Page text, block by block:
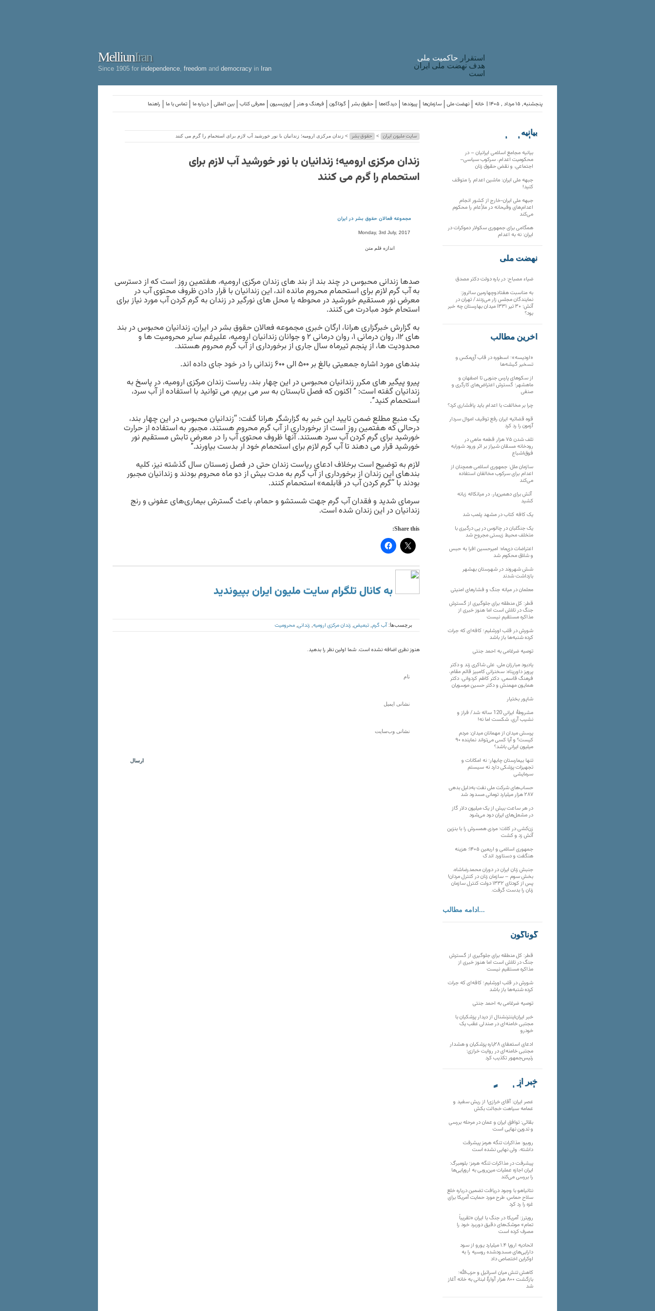
MelliunIran
Since 1905 for independence freedom and democracy in Iran
استقرار حاکميت ملی
هدف نهضت ملی ایران
است
راهنما تماس با ما درباره ما بین المللی معرفی کتاب اپوزیسیون فرهنگ و هنر گوناگون حقوق بشر دیدگاه‌ها پیوندها سازمان‌ها نهضت ملی خانه پنجشنبه, ۱۵ مرداد , ۱۴۰۵ |
سایت ملیون ایران > حقوق بشر > زندان مرکزی ارومیه؛ زندانیان با نور خورشید آب لازم برای استحمام را گرم می کنند
زندان مرکزی ارومیه؛ زندانیان با نور خورشید آب لازم برای
استحمام را گرم می کنند
مجموعه فعالان حقوق بشر در ایران
Monday, 3rd July, 2017
اندازه قلم متن
صدها زندانی محبوس در چند بند از بند های زندان مرکزی ارومیه، هفتمین روز است که از دسترسی
به آب گرم لازم برای استحمام محروم مانده اند، این زندانیان با قرار دادن ظروف محتوی آب در
معرض نور مستقیم خورشید در محوطه یا محل های نورگیر در زندان به گرم کردن آب مورد نیاز برای
استحام خود مبادرت می کنند.
به گزارش خبرگزاری هرانا، ارگان خبری مجموعه فعالان حقوق بشر در ایران، زندانیان محبوس در بند
های ۱۲، روان درمانی ۱، روان درمانی ۲ و جوانان زندانیان ارومیه، علیرغم سایر محرومیت ها و
محدودیت ها، از پنجم تیرماه سال جاری از برخورداری از آب گرم محروم هستند.
بندهای مورد اشاره جمعیتی بالغ بر ۵۰۰ الی ۶۰۰ زندانی را در خود جای داده اند.
پیرو پیگیر های مکرر زندانیان محبوس در این چهار بند، ریاست زندان مرکزی ارومیه، در پاسخ به
زندانیان گفته است: ” اکنون که فصل تابستان به سر می بریم، می توانید با استفاده از آب سرد،
استحمام کنید”.
یک منبع مطلع ضمن تایید این خبر به گزارشگر هرانا گفت: “زندانیان محبوس در این چهار بند،
درحالی که هفتمین روز است از برخورداری از آب گرم محروم هستند، مجبور به استفاده از حرارت
خورشید برای گرم کردن آب سرد هستند. آنها ظروف محتوی آب را در معرض تابش مستقیم نور
خورشید قرار می دهند تا آب گرم لازم برای استحمام خود ار بدست بیاورند.”
لازم به توضیح است برخلاف ادعای ریاست زندان حتی در فصل زمستان سال گذشته نیز، کلیه
بندهای این زندان از برخورداری از آب گرم به مدت بیش از دو ماه محروم بودند و زندانیان مجبور
بودند با “گرم کردن آب در قابلمه» استحمام کنند.
سرمای شدید و فقدان آب گرم جهت شستشو و حمام، باعث گسترش بیماری‌های عفونی و رنج
زندانیان در این زندان شده است.
Share this:
به کانال تلگرام سایت ملیون ایران بپیوندید
برچسب‌ها:آب گرم تبعیض زندان مرکزی ارومیه زندانی محرومیت
هنوز نظری اضافه نشده است. شما اولین نظر را بدهید.
بیانیه
سازمان‌های
بیانیه مجامع اسلامی ایرانیان – در
محکومیت اعدام، سرکوب سیاسی–
اجتماعی، و نقض حقوق زنان
جبهه ملی ایران: ماشین اعدام را متوقف
کنید!
جبهه ملی ایران-خارج از کشور انجام
اعدام‌های وقیحانه در ملأِعام را محکوم
می‌کند
همگامی برای جمهوری سکولار دموکرات در
ایران: نه به اعدام
نهضت ملی
ضیاء مصباح: در باره دولت دکتر مصدق
به مناسبت هفتادوچهارمین سالروز:
نمایندگان مجلس زار می‌زدند/ تهران در
آتش؛ ۳۰ تیر ۱۳۳۱ میدان بهارستان چه خبر
بود؟
آخرین مطالب
«اودیسه»؛ اسطوره در قاب آی‌مکس و
تسخیر گیشه‌ها
از سکوهای پارس جنوبی تا اصفهان و
ماهشهر؛ گسترش اعتراض‌های کارگری و
صنفی
چرا بر مخالفت با اعدام باید پافشاری کرد؟
قوه قضائیه ایران رفع توقیف اموال سردار
آزمون را رد کرد
تلف شدن ۷۵ هزار قطعه ماهی در
رودخانه مسقان شیراز بر اثر ورود شورابه
فوق‌اشباع
سازمان ملل: جمهوری اسلامی همچنان از
اعدام برای سرکوب مخالفان استفاده
می‌کند
آتش برای دهمین‌بار، در میانکاله زبانه
کشید
یک کافه کتاب در مشهد پلمب شد
یک جنگلبان در چالوس در پی درگیری با
متخلف محیط زیستی مجروح شد
اعتراضات دی‌ماه؛ امیرحسین افرا به حبس
و شلاق محکوم شد
شش شهروند در شهرستان بهشهر
بازداشت شدند
معلمان در میانه جنگ و فشارهای امنیتی
قطر: کل منطقه برای جلوگیری از گسترش
جنگ در تلاش است اما هنوز خبری از
مذاکره مستقیم نیست
شورش در قلب اورشلیم؛ کافه‌ای که جرات
کرده شنبه‌ها باز باشد
توصیه ضرغامی به احمد جنتی
یادبود مبارزان ملی، علی شاکری زند و دکتر
پرویز داورپناه: سخنرانی کامبیز قائم مقام،
فرهنگ قاسمی، دکتر کاظم کردوانی، دکتر
همایون مهمنش و دکتر حسین موسویان
شاپور بختیار
مشروطۀ ایرانی 120 ساله شد/ فراز و
نشیب آری، شکست اما نه!
پرسش میدان از مهمانان میدان: مردم
کیست؟ و آیا کسی می‌تواند نماینده ۹۰
میلیون ایرانی باشد؟
تنها بیمارستان چابهار؛ نه امکانات و
تجهیزات پزشکی دارد نه سیستم
سرمایشی
حساب‌های شرکت ملی نفت به‌دلیل بدهی
۲۸۷ هزار میلیارد تومانی مسدود شد
در هر ساعت بیش از یک میلیون دلار گاز
در مشعل‌های ایران دود می‌شود
زن‌کشی در کلات؛ مردی همسرش را با بنزین
آتش زد و کشت
جمهوری اسلامی و اربعین ۱۴۰۵؛ هزینه
هنگفت و دستاورد اندک
جنبش زنان ایران در دوران محمدرضاشاه،
بخش سوم – سازمان زنان در کنترل مردان!
پس از کودتای ۱۳۳۲ دولت کنترل سازمان
زنان را بدست گرفت.
ادامه مطالب...
گوناگون
قطر: کل منطقه برای جلوگیری از گسترش
جنگ در تلاش است اما هنوز خبری از
مذاکره مستقیم نیست
شورش در قلب اورشلیم؛ کافه‌ای که جرات
کرده شنبه‌ها باز باشد
توصیه ضرغامی به احمد جنتی
خبر ایران‌اینترنشنال از دیدار پزشکیان با
مجتبی خامنه‌ای در صندلی عقب یک
خودرو
ادعای استعفای ۲۸باره پزشکیان و هشدار
مجتبی خامنه‌ای در روایت خرازی؛
رئیس‌جمهور تکذیب کرد
خبر از
تارنماهای دیگر
عصر ایران: آقای خرازی! از ریش سفید و
عمامه سیاهت خجالت بکش
بقائی: توافق ایران و عمان در مرحله بررسی
و تدوین نهایی است
روبیو: مذاکرات تنگه هرمز پیشرفت
داشته، ولی نهایی نشده است
پیشرفت در مذاکرات تنگه هرمز؛ بلومبرگ:
ایران اجازه عملیات مین‌روبی به اروپایی‌ها
را بررسی می‌کند
نتانیاهو با وجود دریافت تضمین درباره خلع
سلاح حماس، طرح مورد حمایت آمریکا برای
غزه را رد کرد
رویترز: آمریکا در جنگ با ایران «تقریباً
تمام» موشک‌های دقیق دوربرد خود را
مصرف کرده است
اتحادیه اروپا ۱.۴ میلیارد یورو از سود
دارایی‌های مسدودشده روسیه را به
اوکراین ‏اختصاص داد
کاهش تنش میان اسرائیل و حزب‌الله؛
بازگشت ۸۰۰ هزار آوارۀ لبنانی به خانه‌ آغاز
شد